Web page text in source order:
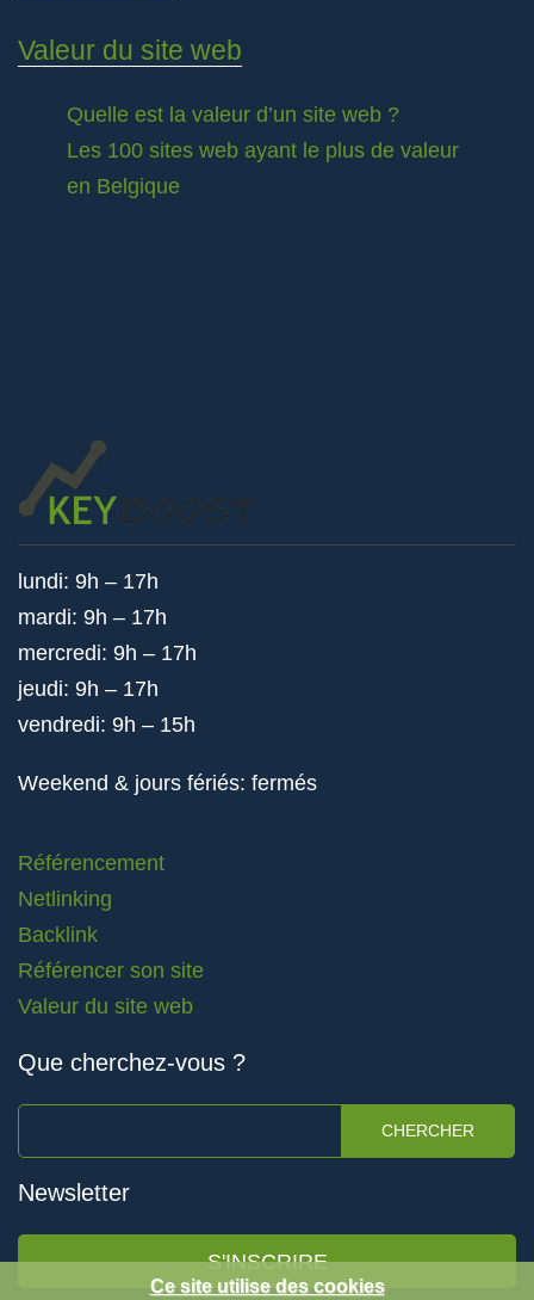
Valeur du site web
Quelle est la valeur d’un site web ?
Les 100 sites web ayant le plus de valeur
en Belgique
lundi: 9h – 17h
mardi: 9h – 17h
mercredi: 9h – 17h
jeudi: 9h – 17h
vendredi: 9h – 15h
Weekend & jours fériés: fermés
Référencement
Netlinking
Backlink
Référencer son site
Valeur du site web
Que cherchez-vous ?
CHERCHER
Newsletter
S'INSCRIRE
Ce site utilise des cookies